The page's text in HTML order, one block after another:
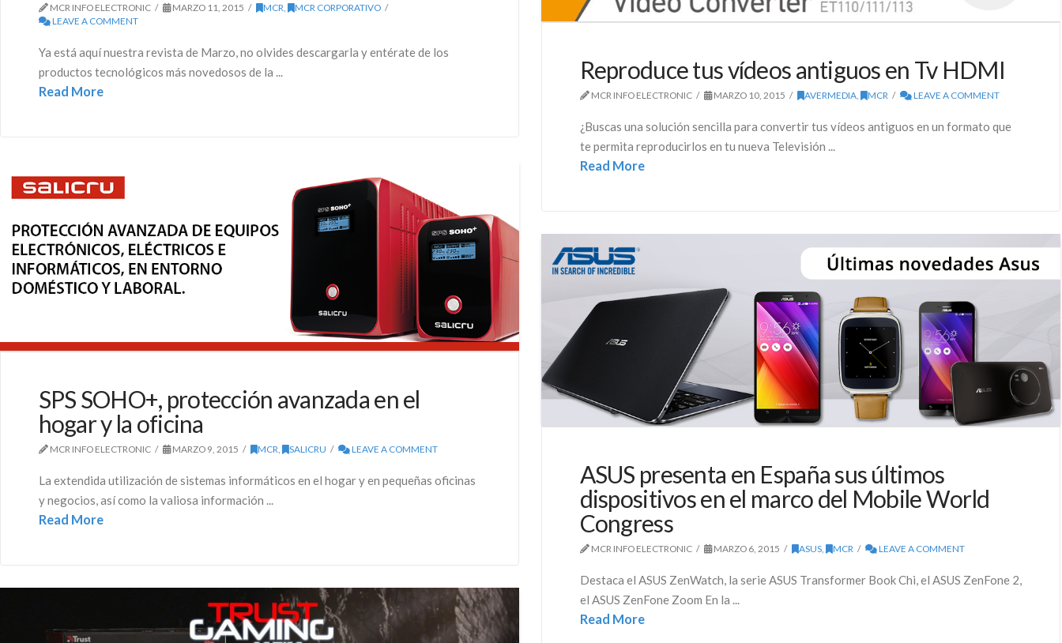
MCR INFO ELECTRONIC MARZO 11, 2015 MCR , MCR CORPORATIVO
LEAVE A COMMENT
Ya está aquí nuestra revista de Marzo, no olvides descargarla y entérate de los
productos tecnológicos más novedosos de la ...
Read More
Reproduce tus vídeos antiguos en Tv HDMI
MCR INFO ELECTRONIC MARZO 10, 2015 AVERMEDIA, MCR LEAVE A COMMENT
¿Buscas una solución sencilla para convertir tus vídeos antiguos en un formato que
te permita reproducirlos en tu nueva Televisión ...
Read More
SPS SOHO+, protección avanzada en el
hogar y la oficina
MCR INFO ELECTRONIC MARZO 9, 2015 MCR , SALICRU LEAVE A COMMENT
La extendida utilización de sistemas informáticos en el hogar y en pequeñas oficinas
y negocios, así como la valiosa información ...
Read More
ASUS presenta en España sus últimos
dispositivos en el marco del Mobile World
Congress
MCR INFO ELECTRONIC MARZO 6, 2015 ASUS , MCR LEAVE A COMMENT
Destaca el ASUS ZenWatch, la serie ASUS Transformer Book Chi, el ASUS ZenFone 2,
el ASUS ZenFone Zoom En la ...
Read More